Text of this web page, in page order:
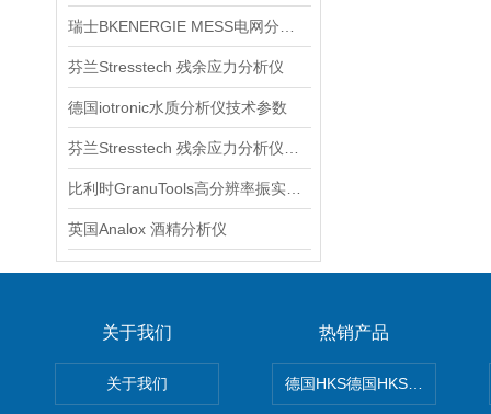
芬兰Stresstech 残余应力分析仪
德国iotronic水质分析仪技术参数
英国Analox 酒精分析仪
关于我们
关于我们
热销产品
德国HKS德国HKS液压旋转摆